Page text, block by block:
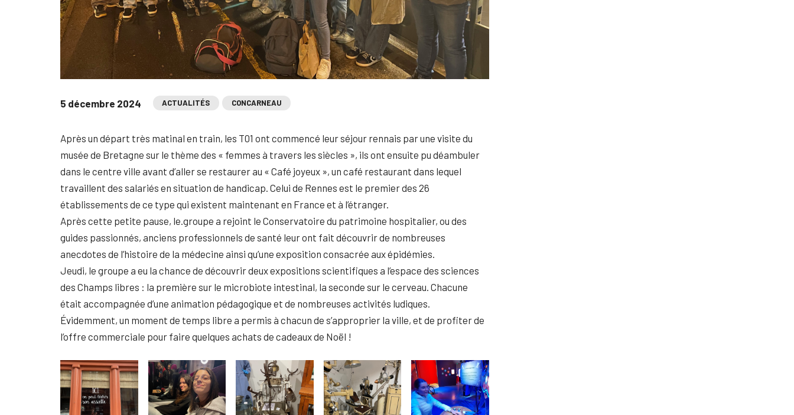
5 décembre 2024 ACTUALITÉS CONCARNEAU
Après un départ très matinal en train, les T01 ont commencé leur séjour rennais par une visite du
musée de Bretagne sur le thème des « femmes à travers les siècles », ils ont ensuite pu déambuler
dans le centre ville avant d’aller se restaurer au « Café joyeux », un café restaurant dans lequel
travaillent des salariés en situation de handicap. Celui de Rennes est le premier des 26
établissements de ce type qui existent maintenant en France et à l’étranger.
Après cette petite pause, le.groupe a rejoint le Conservatoire du patrimoine hospitalier, ou des
guides passionnés, anciens professionnels de santé leur ont fait découvrir de nombreuses
anecdotes de l’histoire de la médecine ainsi qu’une exposition consacrée aux épidémies.
Jeudi, le groupe a eu la chance de découvrir deux expositions scientifiques a l’espace des sciences
des Champs libres : la première sur le microbiote intestinal, la seconde sur le cerveau. Chacune
était accompagnée d’une animation pédagogique et de nombreuses activités ludiques.
Évidemment, un moment de temps libre a permis à chacun de s’approprier la ville, et de profiter de
l’offre commerciale pour faire quelques achats de cadeaux de Noël !